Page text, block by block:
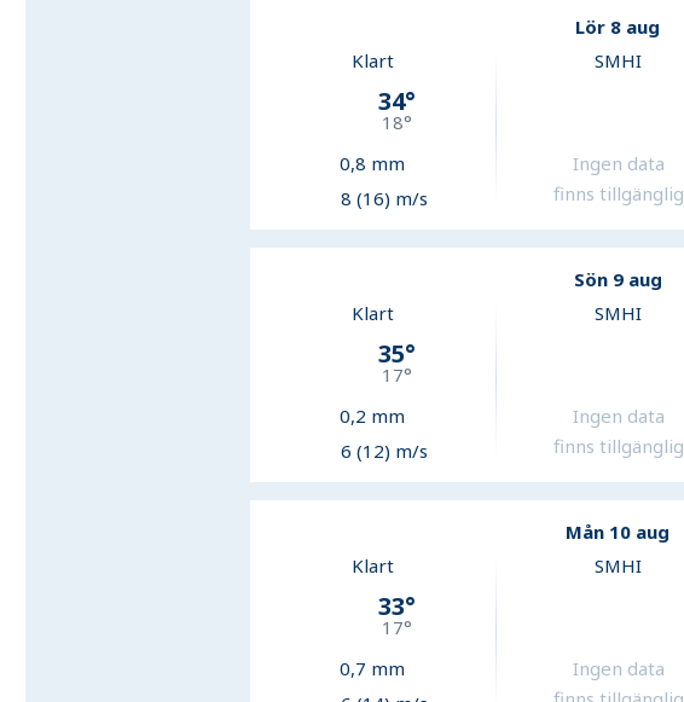
Lör 8 aug
Klart
34°
18°
0,8 mm
8 (16) m/s
SMHI
Ingen data
finns tillgänglig
Sön 9 aug
Klart
35°
17°
0,2 mm
6 (12) m/s
SMHI
Ingen data
finns tillgänglig
Mån 10 aug
Klart
33°
17°
0,7 mm
SMHI
Ingen data